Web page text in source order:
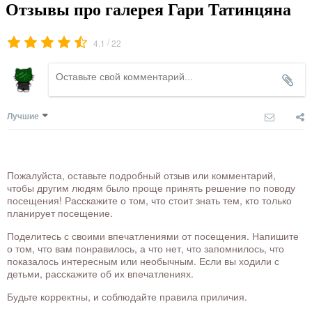
Отзывы про галерея Гари Татинцяна
4.1 /22
Лучшие
Пожалуйста, оставьте подробный отзыв или комментарий,
чтобы другим людям было проще принять решение по поводу
посещения! Расскажите о том, что стоит знать тем, кто только
планирует посещение.
Поделитесь с своими впечатлениями от посещения. Напишите
о том, что вам понравилось, а что нет, что запомнилось, что
показалось интересным или необычным. Если вы ходили с
детьми, расскажите об их впечатлениях.
Будьте корректны, и соблюдайте правила приличия.